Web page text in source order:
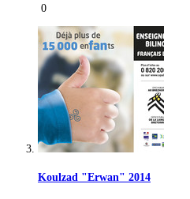
0
Koulzad "Erwan" 2014